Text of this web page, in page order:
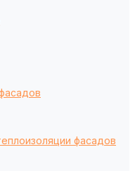
фасадов